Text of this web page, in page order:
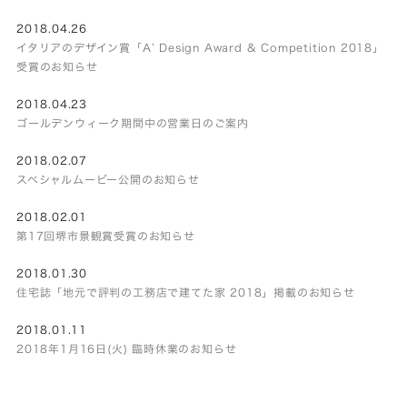
2018.04.26
イタリアのデザイン賞「A’ Design Award & Competition 2018」
受賞のお知らせ
2018.04.23
ゴールデンウィーク期間中の営業日のご案内
2018.02.07
スペシャルムービー公開のお知らせ
2018.02.01
第17回堺市景観賞受賞のお知らせ
2018.01.30
住宅誌「地元で評判の工務店で建てた家 2018」掲載のお知らせ
2018.01.11
2018年1月16日(火) 臨時休業のお知らせ